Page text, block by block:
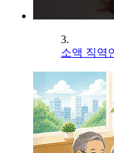
3.
소액 직역